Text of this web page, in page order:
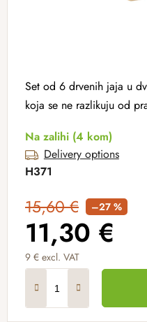
Set od 6 drvenih jaja u
koja se ne razlikuju od
Na zalihi (4 kom)
Delivery options
H371
15,60 € –27 %
11,30 €
9 € excl. VAT